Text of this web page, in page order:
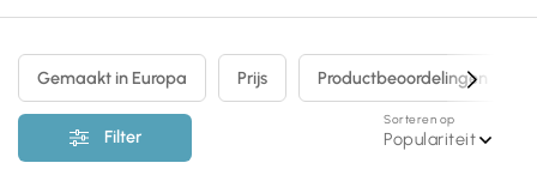
Filter
Gemaakt in Europa Prijs Productbeoordelingen
Sorteren op
Populariteit